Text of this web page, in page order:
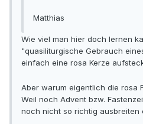
Matthias
Wie viel man hier doch lernen
"quasiliturgische Gebrauch
einfach eine rosa Kerze
Aber warum eigentlich die rosa
Weil noch Advent bzw.
noch nicht so richtig ausbreiten